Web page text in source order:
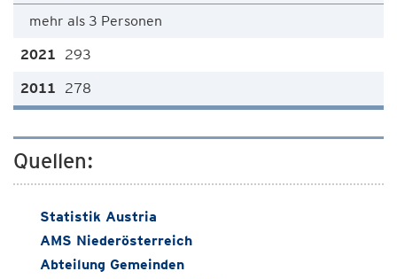
mehr als 3 Personen
293
278
Quellen:
Statistik Austria
AMS Niederösterreich
Abteilung Gemeinden